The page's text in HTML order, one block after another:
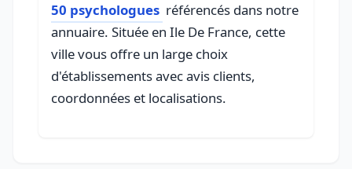
50 psychologues référencés dans notre
annuaire. Située en Ile De France, cette
ville vous offre un large choix
d'établissements avec avis clients,
coordonnées et localisations.